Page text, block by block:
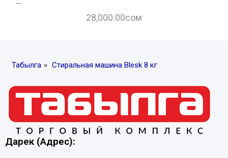
–
28,000.00сом
Табылга » Стиральная машина Blesk 8 кг
Дарек (Адрес):